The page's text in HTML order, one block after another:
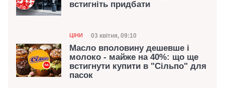
встигніть придбати
Категорія
ЦІНИ Дата публікації
03 квітня, 09:10
Масло вполовину дешевше і
молоко - майже на 40%: що ще
встигнути купити в "Сільпо" для
пасок